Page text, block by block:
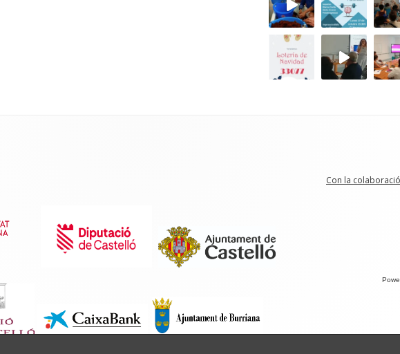
Con la